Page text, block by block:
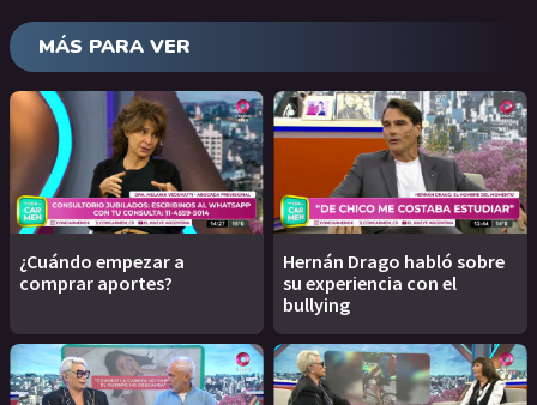
MÁS PARA VER
¿Cuándo empezar a
comprar aportes?
Hernán Drago habló sobre
su experiencia con el
bullying